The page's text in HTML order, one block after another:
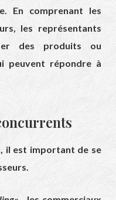
En comprenant les
les représentants
des produits ou
peuvent répondre à
il est important de se